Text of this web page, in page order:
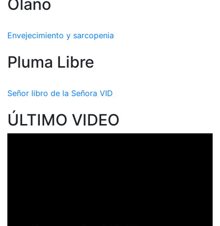
Olano
Envejecimiento y sarcopenia
Pluma Libre
Señor libro de la Señora VID
ÚLTIMO VIDEO